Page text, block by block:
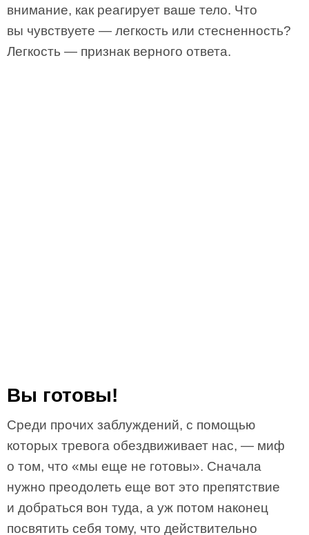
внимание, как реагирует ваше тело. Что
вы чувствуете — легкость или стесненность?
Легкость — признак верного ответа.
Вы готовы!
Среди прочих заблуждений, с помощью
которых тревога обездвиживает нас, — миф
о том, что «мы еще не готовы». Сначала
нужно преодолеть еще вот это препятствие
и добраться вон туда, а уж потом наконец
посвятить себя тому, что действительно